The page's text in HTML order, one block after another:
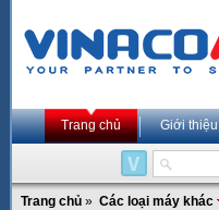
Trang chủ Giới thiệu
Trang chủ » Các loại máy khác